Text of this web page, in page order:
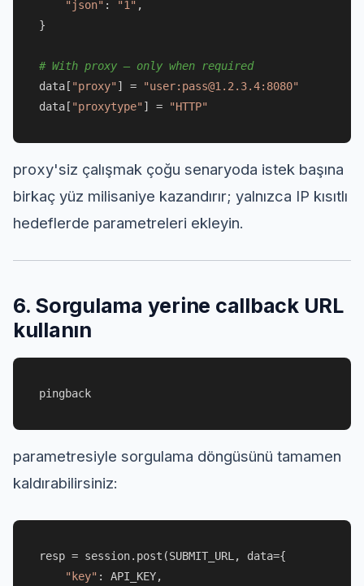
"json" : "1" ,
}
# With proxy — only when required
data[ "proxy" ] =
"user:pass@1.2.3.4:8080"
data[ "proxytype" ] = "HTTP"
proxy'siz çalışmak çoğu senaryoda istek başına
birkaç yüz milisaniye kazandırır; yalnızca IP kısıtlı
hedeflerde parametreleri ekleyin.
6. Sorgulama yerine callback URL
kullanın
pingback
parametresiyle sorgulama döngüsünü tamamen
kaldırabilirsiniz:
resp = session.post(SUBMIT_URL, data={
"key" : API_KEY,